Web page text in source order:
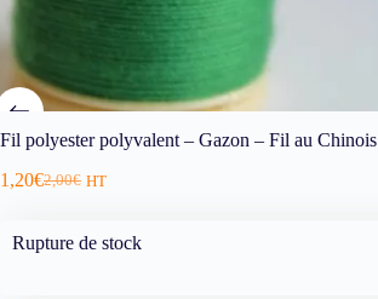
Fil polyester polyvalent – Gazon – Fil au Chinois
2,00€
1,20€ HT
Rupture de stock